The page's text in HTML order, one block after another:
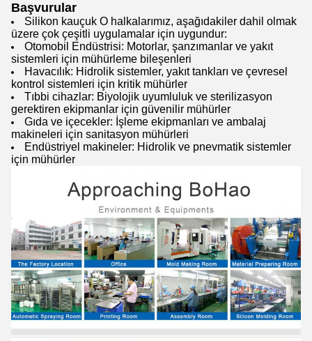
Başvurular
Silikon kauçuk O halkalarımız, aşağıdakiler dahil olmak
üzere çok çeşitli uygulamalar için uygundur:
Otomobil Endüstrisi: Motorlar, şanzımanlar ve yakıt
sistemleri için mühürleme bileşenleri
Havacılık: Hidrolik sistemler, yakıt tankları ve çevresel
kontrol sistemleri için kritik mühürler
Tıbbi cihazlar: Biyolojik uyumluluk ve sterilizasyon
gerektiren ekipmanlar için güvenilir mühürler
Gıda ve içecekler: İşleme ekipmanları ve ambalaj
makineleri için sanitasyon mühürleri
Endüstriyel makineler: Hidrolik ve pnevmatik sistemler
için mühürler